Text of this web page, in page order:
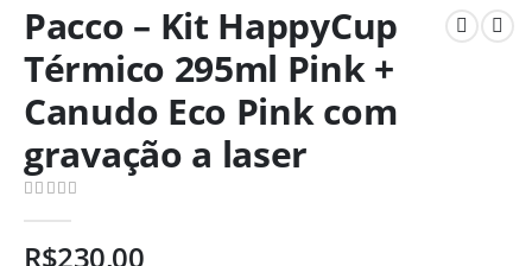
Pacco – Kit HappyCup
Térmico 295ml Pink +
Canudo Eco Pink com
gravação a laser
R$230,00